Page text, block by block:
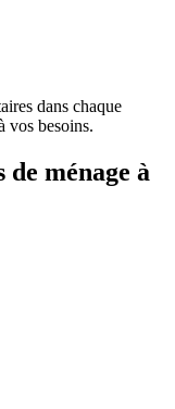
dans chaque
vos besoins.
ménage à